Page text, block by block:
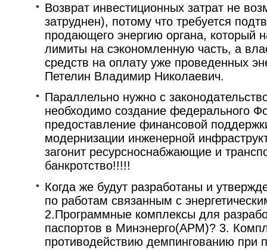
Возврат инвестиционных затрат не
затруднен), потому что требуется
продающего энергию органа, который
лимиты на сэкономленную часть, а
средств на оплату уже проведенных
Петелин Владимир Николаевич.
Параллельно нужно с
необходимо создание федерального
предоставление финансовой
модернизации инженерной
загонит ресурсноснабжающие и
банкротство!!!!!
Когда же будут разработаны и
по работам связанным с
2.Программные комплексы для
паспортов в Минэнерго(АРМ)? 3.
противодействию демпингованию при